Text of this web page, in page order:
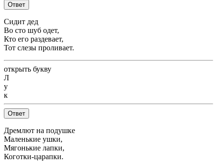
Ответ
Сидит дед
Во сто шуб одет,
Кто его раздевает,
Тот слезы проливает.
открыть букву
Л
у
к
Ответ
Дремлют на подушке
Маленькие ушки,
Мягонькие лапки,
Коготки-царапки.